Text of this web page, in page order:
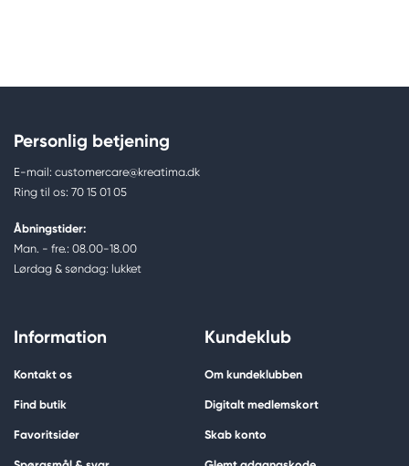
Personlig betjening
E-mail: customercare@kreatima.dk
Ring til os: 70 15 01 05
Åbningstider:
Man. - fre.: 08.00-18.00
Lørdag & søndag: lukket
Information
Kontakt os
Find butik
Favoritsider
Kundeklub
Om kundeklubben
Digitalt medlemskort
Skab konto